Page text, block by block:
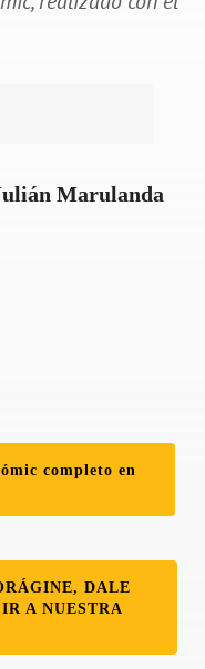
Marulanda
completo en
DALE
A NUESTRA